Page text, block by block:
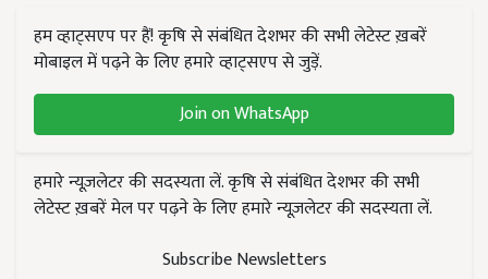
मोबाइल में पढ़ने के लिए हमारे व्हाट्सएप से जुड़ें.
Join on WhatsApp
लेटेस्ट ख़बरें मेल पर पढ़ने के लिए हमारे न्यूज़लेटर की सदस्यता लें.